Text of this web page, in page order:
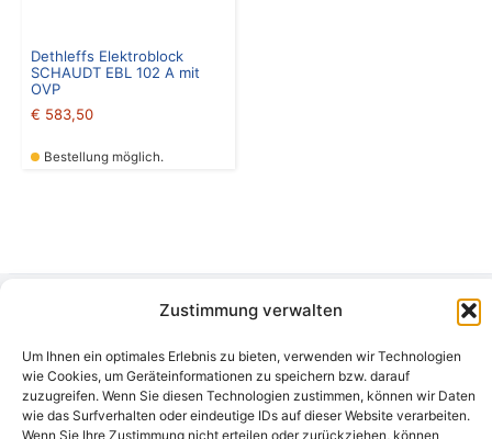
Zustimmung verwalten
Um Ihnen ein optimales Erlebnis zu bieten, verwenden wir Technologien
wie Cookies, um Geräteinformationen zu speichern bzw. darauf
zuzugreifen. Wenn Sie diesen Technologien zustimmen, können wir Daten
wie das Surfverhalten oder eindeutige IDs auf dieser Website verarbeiten.
Wenn Sie Ihre Zustimmung nicht erteilen oder zurückziehen, können
Dethleffs Elektroblock
SCHAUDT EBL 102 A mit
OVP
€ 583,50
Bestellung möglich.
Peter-Leardi-Weg 4, 8054 Graz
Steiermark / Österreich​
+43 316 225711​ •info@campingbergler.at​
Impressum